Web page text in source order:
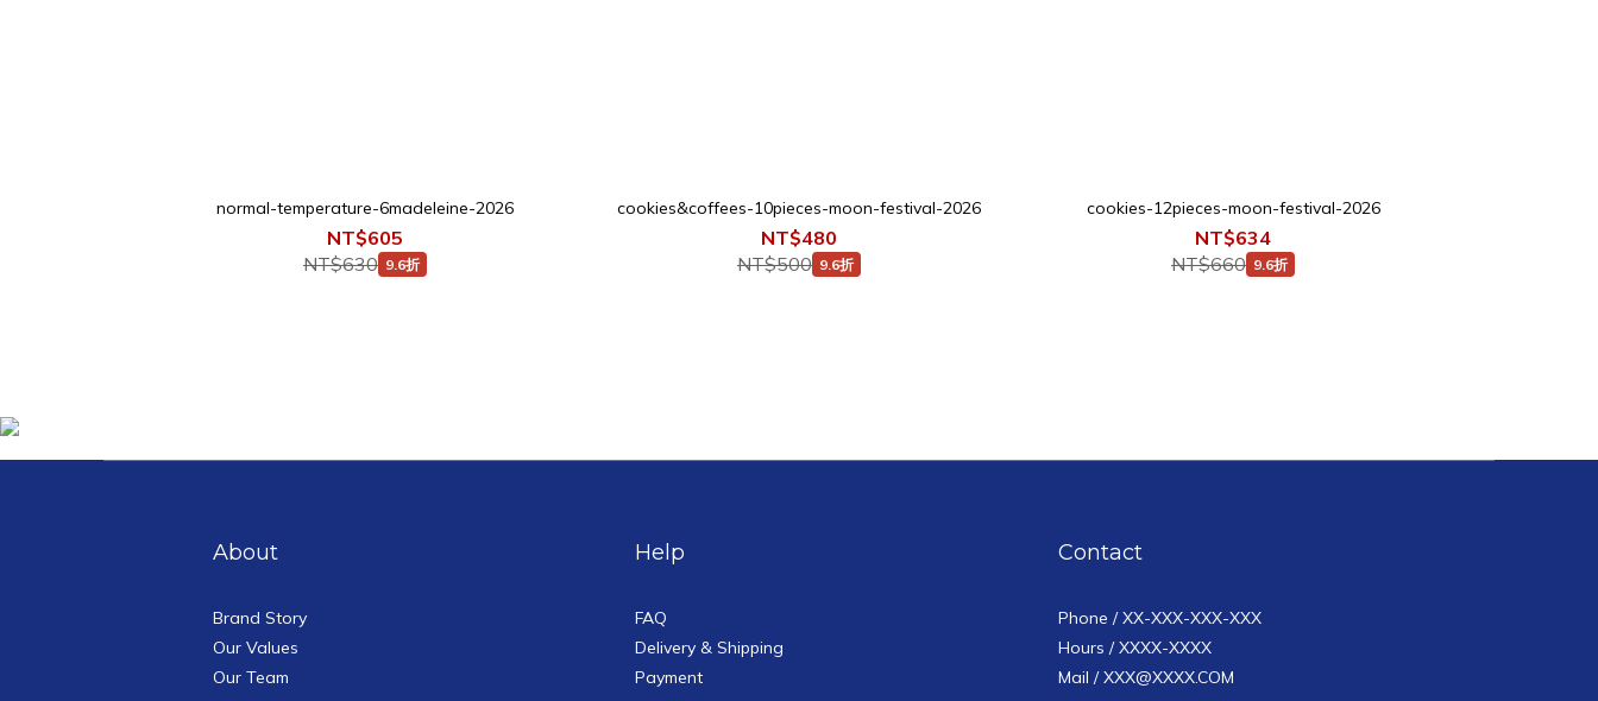
normal-temperature-6madeleine-2026
NT$605
NT$630 9.6折
cookies&coffees-10pieces-moon-festival-2026
NT$480
NT$500 9.6折
cookies-12pieces-moon-festival-2026
NT$634
NT$660 9.6折
About
Brand Story
Our Values
Our Team
Help
FAQ
Delivery & Shipping
Payment
Contact
Phone / XX-XXX-XXX-XXX
Hours / XXXX-XXXX
Mail / XXX@XXXX.COM